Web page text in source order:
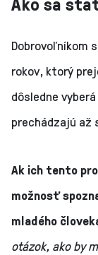
Dobrovoľníkom
rokov, ktorý
dôsledne
prechádzajú až
Ak ich tento
možnosť
mladého
otázok, ako by